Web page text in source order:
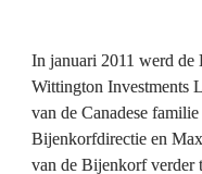
Wittington Investments
van de Canadese familie
Bijenkorfdirectie en
van de Bijenkorf verder